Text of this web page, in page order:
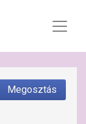
Megosztás